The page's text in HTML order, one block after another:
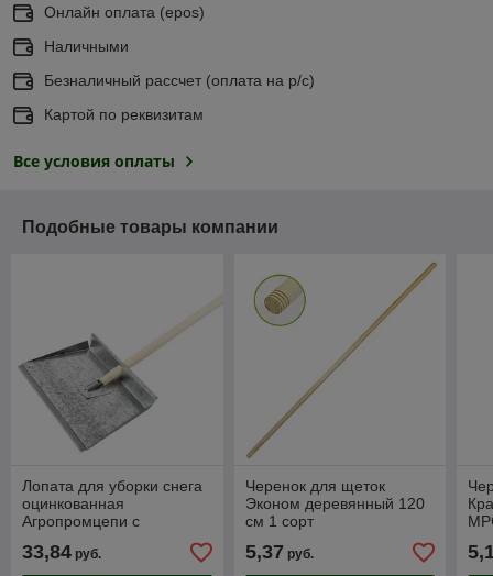
Онлайн оплата (еpos)
Наличными
Безналичный рассчет (оплата на р/с)
Картой по реквизитам
Все условия оплаты
Подобные товары компании
Лопата для уборки снега
оцинкованная
Агропромцепи с
33,84 руб.
Черенок для щеток
Эконом деревянный 120
см 1 сорт
5,37 руб.